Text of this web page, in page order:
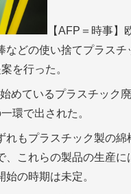
【AFP＝時事
などの使い捨てプラス
を行った。
めているプラスチック
環で出された。
もプラスチック製の綿
、これらの製品の生産
の時期は未定。